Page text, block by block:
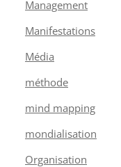
Management
Manifestations
Média
méthode
mind mapping
mondialisation
Organisation